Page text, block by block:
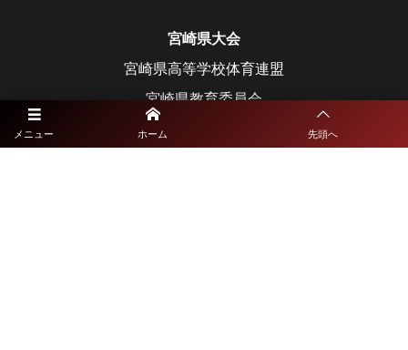
メニュー ホーム 先頭へ
宮崎県大会
宮崎県高等学校体育連盟
宮崎県教育委員会